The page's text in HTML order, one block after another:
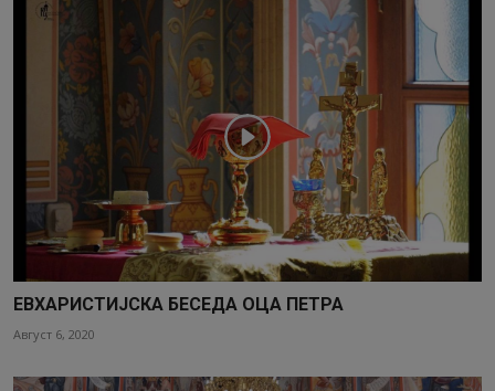
ЕВХАРИСТИЈСКА БЕСЕДА ОЦА ПЕТРА
Август 6, 2020